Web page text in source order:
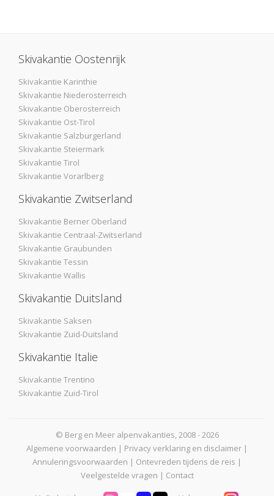
Skivakantie Oostenrijk
Skivakantie Karinthie
Skivakantie Niederosterreich
Skivakantie Oberosterreich
Skivakantie Ost-Tirol
Skivakantie Salzburgerland
Skivakantie Steiermark
Skivakantie Tirol
Skivakantie Vorarlberg
Skivakantie Zwitserland
Skivakantie Berner Oberland
Skivakantie Centraal-Zwitserland
Skivakantie Graubunden
Skivakantie Tessin
Skivakantie Wallis
Skivakantie Duitsland
Skivakantie Saksen
Skivakantie Zuid-Duitsland
Skivakantie Italie
Skivakantie Trentino
Skivakantie Zuid-Tirol
© Berg en Meer alpenvakanties, 2008 - 2026
Algemene voorwaarden | Privacy verklaring en disclaimer |
Annuleringsvoorwaarden | Ontevreden tijdens de reis |
Veelgestelde vragen | Contact